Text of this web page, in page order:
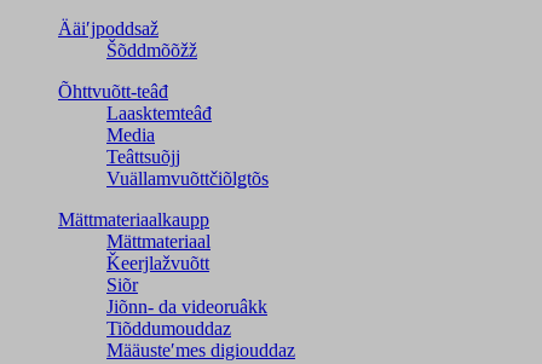
Ääiʹjpoddsaž
Šõddmõõžž
Õhttvuõtt-teâđ
Laasktemteâđ
Media
Teâttsuõjj
Vuällamvuõttčiõlǥtõs
Mättmateriaalkaupp
Mättmateriaal
Ǩeerjlažvuõtt
Siõr
Jiõnn- da videoruâkk
Tiõddumouddaz
Määusteʹmes digiouddaz